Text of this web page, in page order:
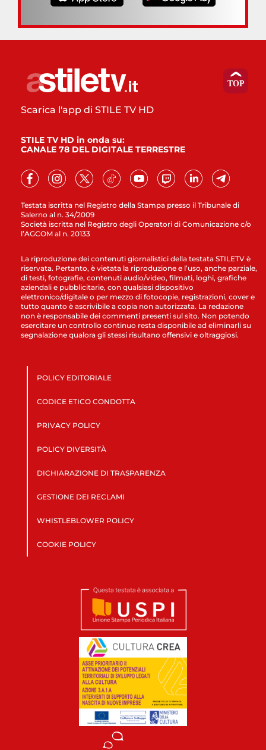
Testata iscritta nel Registro della Stampa presso il Tribunale di
Salerno al n. 34/2009
Società iscritta nel Registro degli Operatori di Comunicazione c/o
l’AGCOM al n. 20133
Scarica l'app di STILE TV HD
STILE TV HD in onda su:
CANALE 78 DEL DIGITALE TERRESTRE
La riproduzione dei contenuti giornalistici della testata STILETV è
riservata. Pertanto, è vietata la riproduzione e l’uso, anche parziale,
di testi, fotografie, contenuti audio/video, filmati, loghi, grafiche
aziendali e pubblicitarie, con qualsiasi dispositivo
elettronico/digitale o per mezzo di fotocopie, registrazioni, cover e
tutto quanto è ascrivibile a copia non autorizzata. La redazione
non è responsabile dei commenti presenti sul sito. Non potendo
esercitare un controllo continuo resta disponibile ad eliminarli su
segnalazione qualora gli stessi risultano offensivi e oltraggiosi.
POLICY EDITORIALE
CODICE ETICO CONDOTTA
PRIVACY POLICY
POLICY DIVERSITÀ
DICHIARAZIONE DI TRASPARENZA
GESTIONE DEI RECLAMI
WHISTLEBLOWER POLICY
COOKIE POLICY